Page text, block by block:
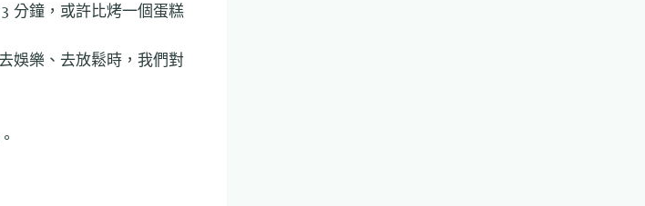
分鐘，或許比烤一個蛋糕
娛樂、去放鬆時，我們對